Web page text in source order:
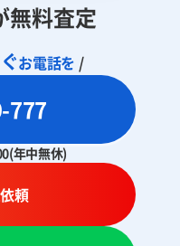
無料査定
お電話を /
777
年中無休)
頼